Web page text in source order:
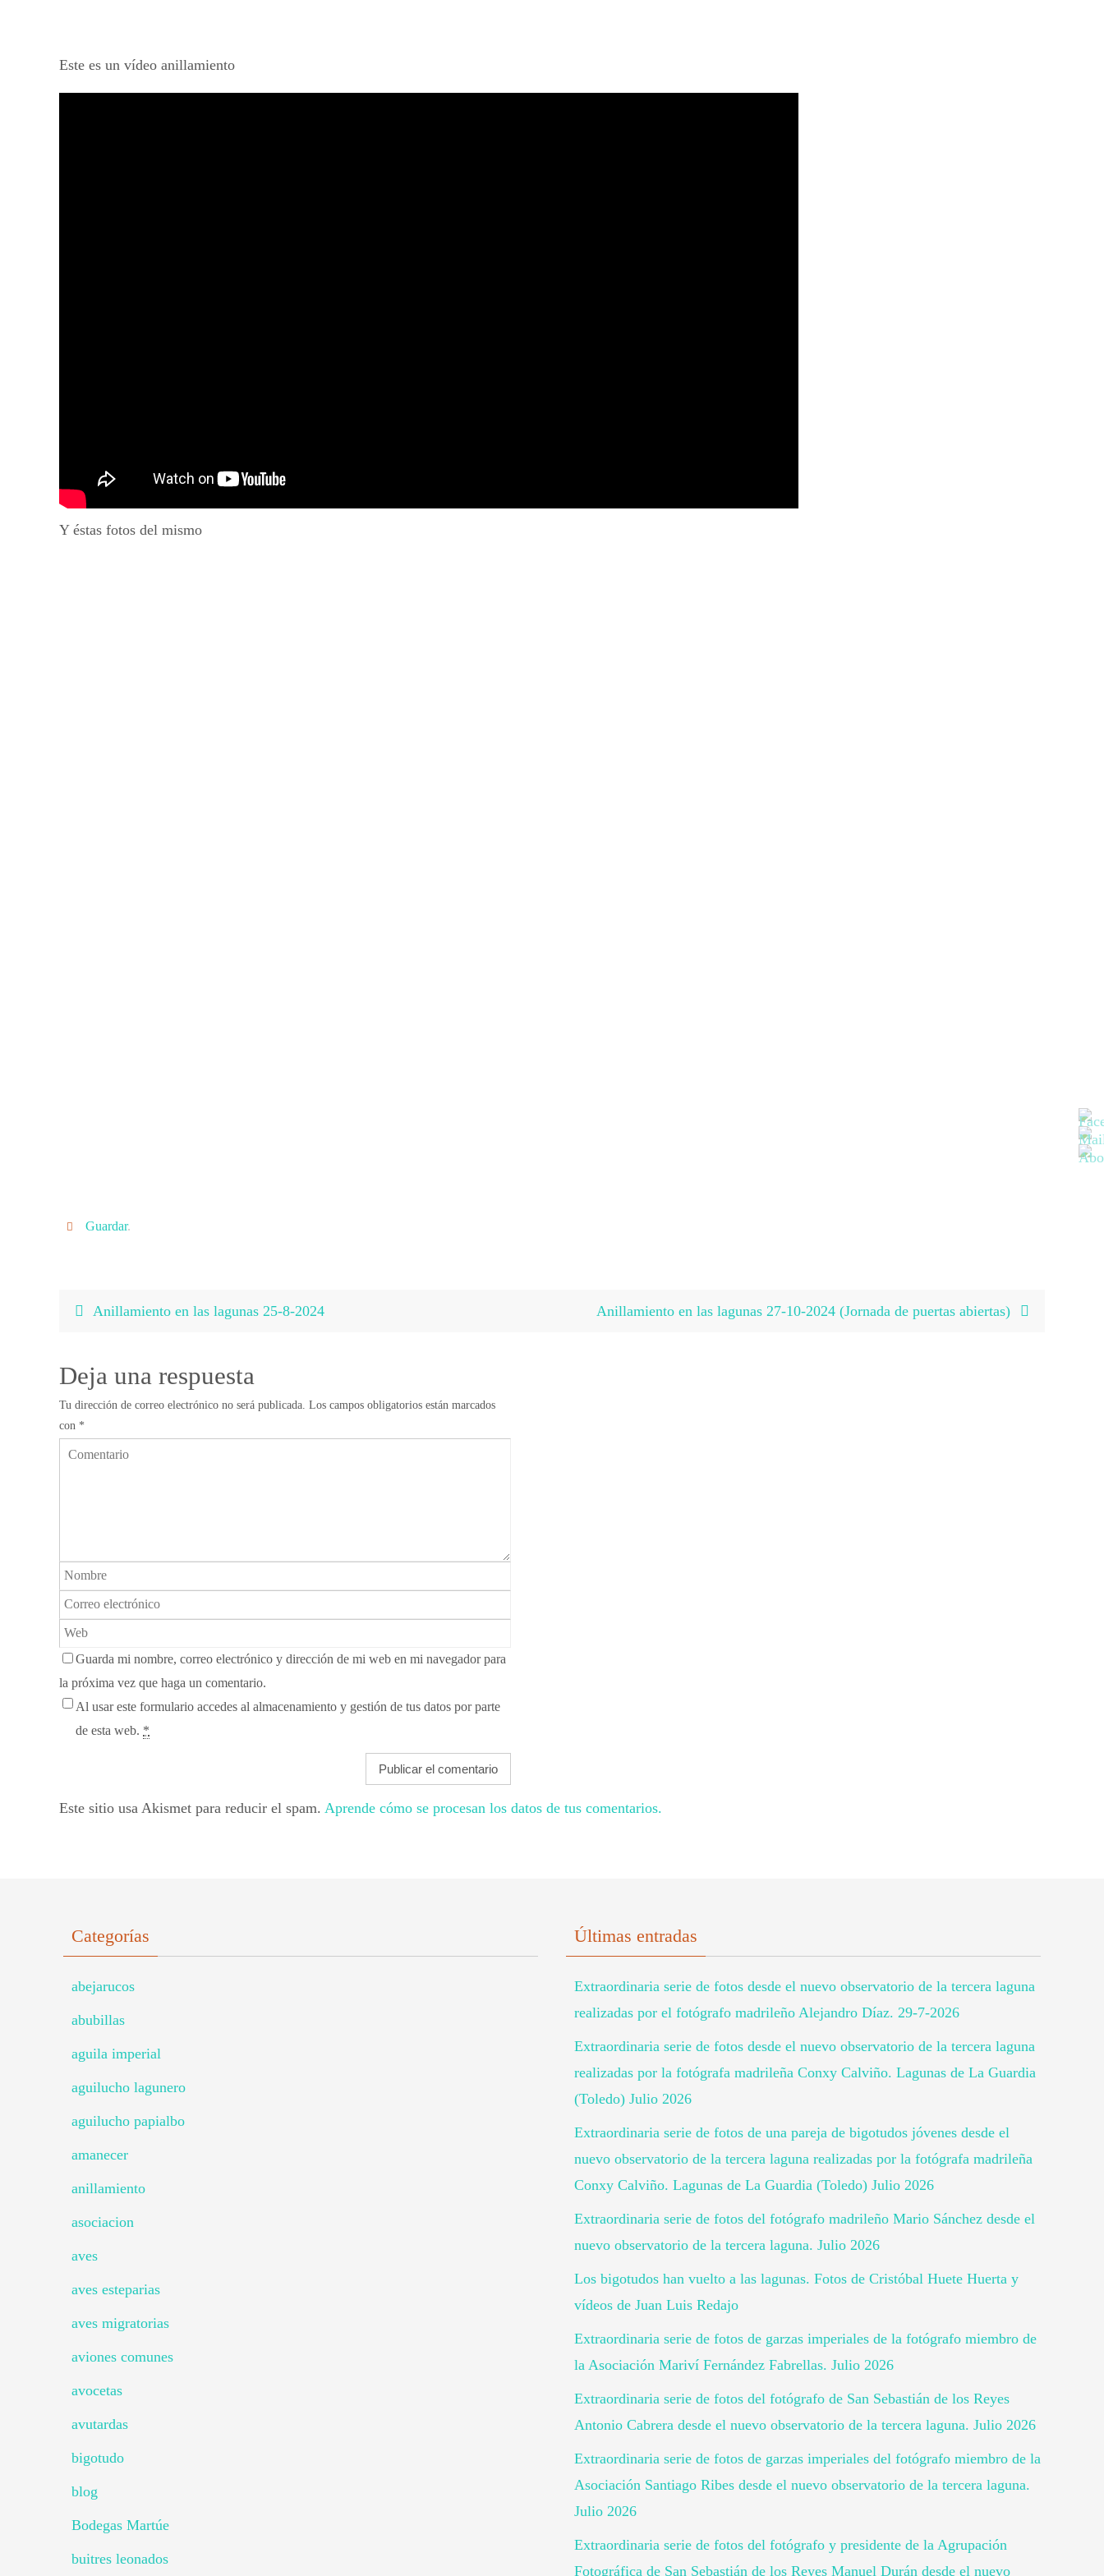
Este es un vídeo anillamiento
Y éstas fotos del mismo
Guardar.
Anillamiento en las lagunas 25-8-2024 Anillamiento en las lagunas 27-10-2024 (Jornada de puertas abiertas)
Deja una respuesta
Tu dirección de correo electrónico no será publicada. Los campos obligatorios están marcados
con *
Guarda mi nombre, correo electrónico y dirección de mi web en mi navegador para
la próxima vez que haga un comentario.
Al usar este formulario accedes al almacenamiento y gestión de tus datos por parte
de esta web. *
Este sitio usa Akismet para reducir el spam. Aprende cómo se procesan los datos de tus comentarios.
Categorías
abejarucos
abubillas
aguila imperial
aguilucho lagunero
aguilucho papialbo
amanecer
anillamiento
asociacion
aves
aves esteparias
aves migratorias
aviones comunes
avocetas
avutardas
bigotudo
blog
Bodegas Martúe
buitres leonados
Últimas entradas
Extraordinaria serie de fotos desde el nuevo observatorio de la tercera laguna
realizadas por el fotógrafo madrileño Alejandro Díaz. 29-7-2026
Extraordinaria serie de fotos desde el nuevo observatorio de la tercera laguna
realizadas por la fotógrafa madrileña Conxy Calviño. Lagunas de La Guardia
(Toledo) Julio 2026
Extraordinaria serie de fotos de una pareja de bigotudos jóvenes desde el
nuevo observatorio de la tercera laguna realizadas por la fotógrafa madrileña
Conxy Calviño. Lagunas de La Guardia (Toledo) Julio 2026
Extraordinaria serie de fotos del fotógrafo madrileño Mario Sánchez desde el
nuevo observatorio de la tercera laguna. Julio 2026
Los bigotudos han vuelto a las lagunas. Fotos de Cristóbal Huete Huerta y
vídeos de Juan Luis Redajo
Extraordinaria serie de fotos de garzas imperiales de la fotógrafo miembro de
la Asociación Mariví Fernández Fabrellas. Julio 2026
Extraordinaria serie de fotos del fotógrafo de San Sebastián de los Reyes
Antonio Cabrera desde el nuevo observatorio de la tercera laguna. Julio 2026
Extraordinaria serie de fotos de garzas imperiales del fotógrafo miembro de la
Asociación Santiago Ribes desde el nuevo observatorio de la tercera laguna.
Julio 2026
Extraordinaria serie de fotos del fotógrafo y presidente de la Agrupación
Fotográfica de San Sebastián de los Reyes Manuel Durán desde el nuevo